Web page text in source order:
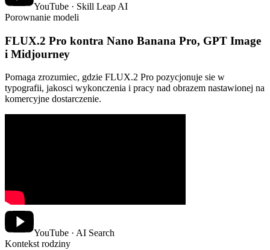
YouTube · Skill Leap AI
Porownanie modeli
FLUX.2 Pro kontra Nano Banana Pro, GPT Image
i Midjourney
Pomaga zrozumiec, gdzie FLUX.2 Pro pozycjonuje sie w
typografii, jakosci wykonczenia i pracy nad obrazem nastawionej na
komercyjne dostarczenie.
YouTube · AI Search
Kontekst rodziny